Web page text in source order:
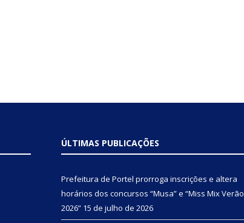
ÚLTIMAS PUBLICAÇÕES
Prefeitura de Portel prorroga inscrições e altera
horários dos concursos “Musa” e “Miss Mix Verão
2026” 15 de julho de 2026